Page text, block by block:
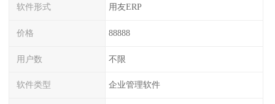
软件形式 用友ERP
价格 88888
用户数 不限
软件类型 企业管理软件